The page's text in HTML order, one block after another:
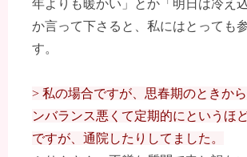
年よりも暖かい」とか「明日は冷え
か言って下さると、私にはとっても
す。
> 私の場合ですが、思春期のときか
ンバランス悪くて定期的にというほ
ですが、通院したりしてました。